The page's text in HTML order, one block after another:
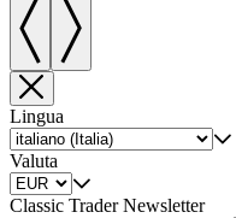
Lingua
Valuta
Classic Trader Newsletter